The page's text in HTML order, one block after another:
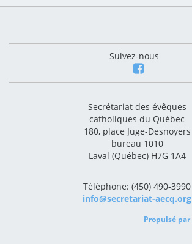
Suivez-nous
Secrétariat des évêques
catholiques du Québec
180, place Juge-Desnoyers
bureau 1010
Laval (Québec) H7G 1A4
Téléphone: (450) 490-3990
info@secretariat-aecq.org
Propulsé par